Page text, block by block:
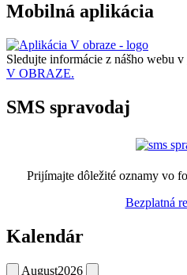
Mobilná aplikácia
Sledujte informácie z nášho webu v
V OBRAZE.
SMS spravodaj
Prijímajte dôležité oznamy vo
Bezplatná
Kalendár
August2026